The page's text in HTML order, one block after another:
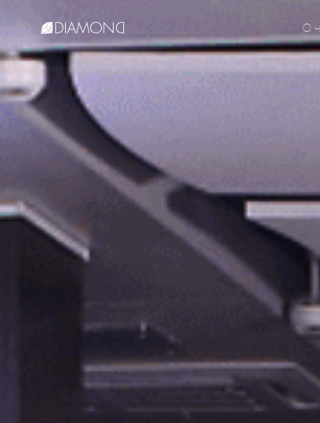
О
English